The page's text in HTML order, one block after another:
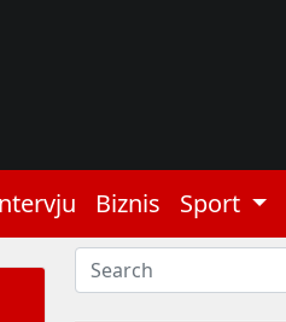
Biznis Sport